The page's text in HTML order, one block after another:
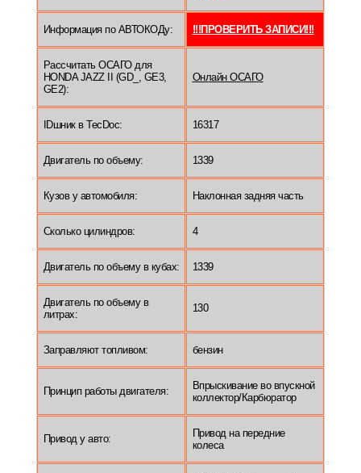
Информация по АВТОКОДу: !!!ПРОВЕРИТЬ ЗАПИСИ!!!
Рассчитать ОСАГО для
HONDA JAZZ II (GD_, GE3,
GE2):
Онлайн ОСАГО
IDшник в TecDoc: 16317
Двигатель по объему: 1339
Кузов у автомобиля: Наклонная задняя часть
Сколько цилиндров: 4
Двигатель по объему в кубах: 1339
Двигатель по объему в
литрах:
130
Заправляют топливом: бензин
Принцип работы двигателя:
Впрыскивание во впускной
коллектор/Карбюратор
Привод у авто:
Привод на передние
колеса